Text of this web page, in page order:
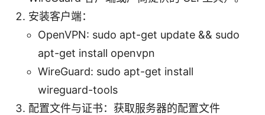
安装客户端：
OpenVPN: sudo apt-get update && sudo
apt-get install openvpn
WireGuard: sudo apt-get install
wireguard-tools
配置文件与证书：获取服务器的配置文件